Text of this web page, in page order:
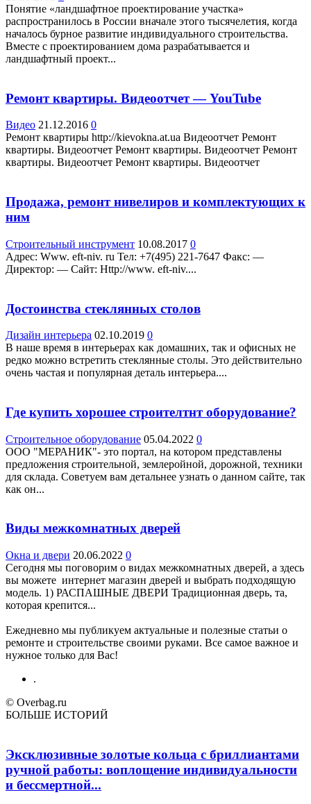
Понятие «ландшафтное проектирование участка»
распространилось в России вначале этого тысячелетия, когда
началось бурное развитие индивидуального строительства.
Вместе с проектированием дома разрабатывается и
ландшафтный проект...
Ремонт квартиры. Видеоотчет — YouTube
Видео 21.12.2016 0
Ремонт квартиры http://kievokna.at.ua Видеоотчет Ремонт
квартиры. Видеоотчет Ремонт квартиры. Видеоотчет Ремонт
квартиры. Видеоотчет Ремонт квартиры. Видеоотчет
Продажа, ремонт нивелиров и комплектующих к
ним
Строительный инструмент 10.08.2017 0
Адрес: Www. eft-niv. ru Teл: +7(495) 221-7647 Факс: —
Директор: — Сайт: Http://www. eft-niv....
Достоинства стеклянных столов
Дизайн интерьера 02.10.2019 0
В наше время в интерьерах как домашних, так и офисных не
редко можно встретить стеклянные столы. Это действительно
очень частая и популярная деталь интерьера....
Где купить хорошее строителтнт оборудование?
Строительное оборудование 05.04.2022 0
ООО "МЕРАНИК"- это портал, на котором представлены
предложения строительной, землеройной, дорожной, техники
для склада. Советуем вам детальнее узнать о данном сайте, так
как он...
Виды межкомнатных дверей
Окна и двери 20.06.2022 0
Сегодня мы поговорим о видах межкомнатных дверей, а здесь
вы можете интернет магазин дверей и выбрать подходящую
модель. 1) РАСПАШНЫЕ ДВЕРИ Традиционная дверь, та,
которая крепится...
Ежедневно мы публикуем актуальные и полезные статьи о
ремонте и строительстве своими руками. Все самое важное и
нужное только для Вас!
.
© Overbag.ru
БОЛЬШЕ ИСТОРИЙ
Эксклюзивные золотые кольца с бриллиантами
ручной работы: воплощение индивидуальности
и бессмертной...